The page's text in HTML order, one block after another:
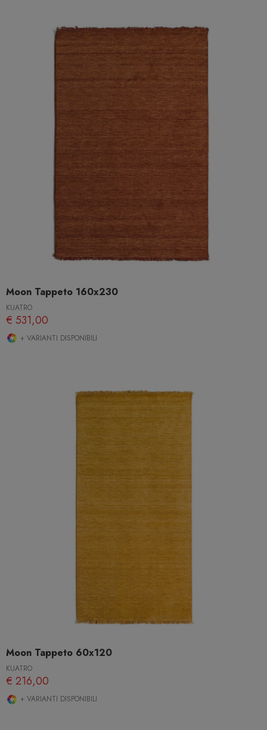
Moon Tappeto 160x230
KUATRO
€ 531,00
+ VARIANTI DISPONIBILI
Moon Tappeto 60x120
KUATRO
€ 216,00
+ VARIANTI DISPONIBILI